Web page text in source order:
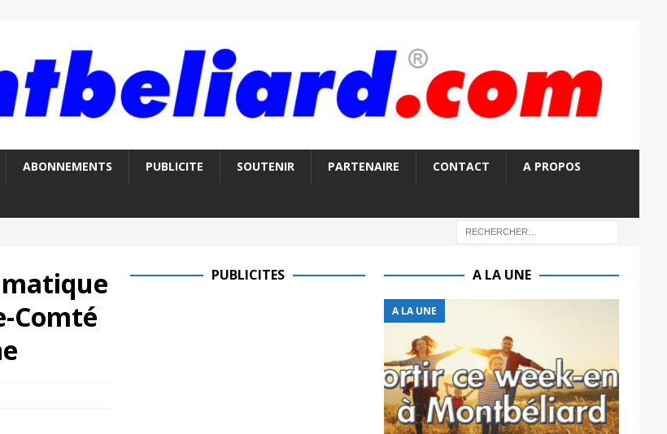
ABONNEMENTS PUBLICITE SOUTENIR PARTENAIRE CONTACT A PROPOS
Comté
PUBLICITES A LA UNE
A LA UNE